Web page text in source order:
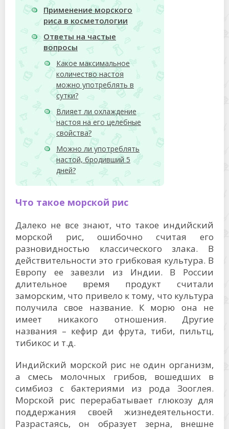
Применение морского
риса в косметологии
Ответы на частые
вопросы
Какое максимальное
количество настоя
можно употреблять в
сутки?
Влияет ли охлаждение
настоя на его целебные
свойства?
Можно ли употреблять
настой, бродивший 5
дней?
Что такое морской рис
Далеко не все знают, что такое индийский
морской рис, ошибочно считая его
разновидностью классического злака. В
действительности это грибковая культура. В
Европу ее завезли из Индии. В России
длительное время продукт считали
заморским, что привело к тому, что культура
получила свое название. К морю она не
имеет никакого отношения. Другие
названия – кефир ди фрута, тиби, пильтц,
тибикос и т.д.
Индийский морской рис не один организм,
а смесь молочных грибов, вошедших в
симбиоз с бактериями из рода Зооглея.
Морской рис перерабатывает глюкозу для
поддержания своей жизнедеятельности.
Разрастаясь, он образует зерна, внешне